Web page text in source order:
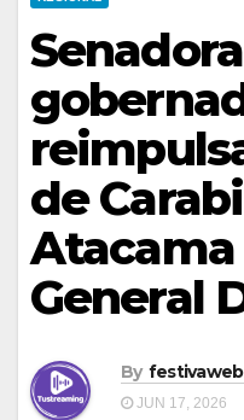
de
General
By festivaweb
JUN 17, 2026